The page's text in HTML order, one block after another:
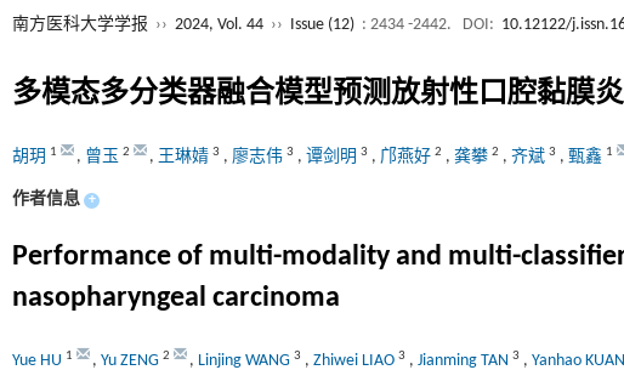
南方医科大学学报 ›› 2024, Vol. 44 ›› Issue (12) : 2434 -2442. DOI: 10.12122/
多模态多分类器融合模型预测放射性口腔黏膜
胡玥 1 , 曾玉 2 , 王琳婧 3 , 廖志伟 3 , 谭剑明 3 , 邝燕好 2 , 龚攀 2 , 齐斌 3 , 甄鑫 1
作者信息 +
Performance of multi-modality and multi-
nasopharyngeal carcinoma
Yue HU 1 , Yu ZENG 2 , Linjing WANG 3 , Zhiwei LIAO 3 , Jianming TAN 3 , Yanhao